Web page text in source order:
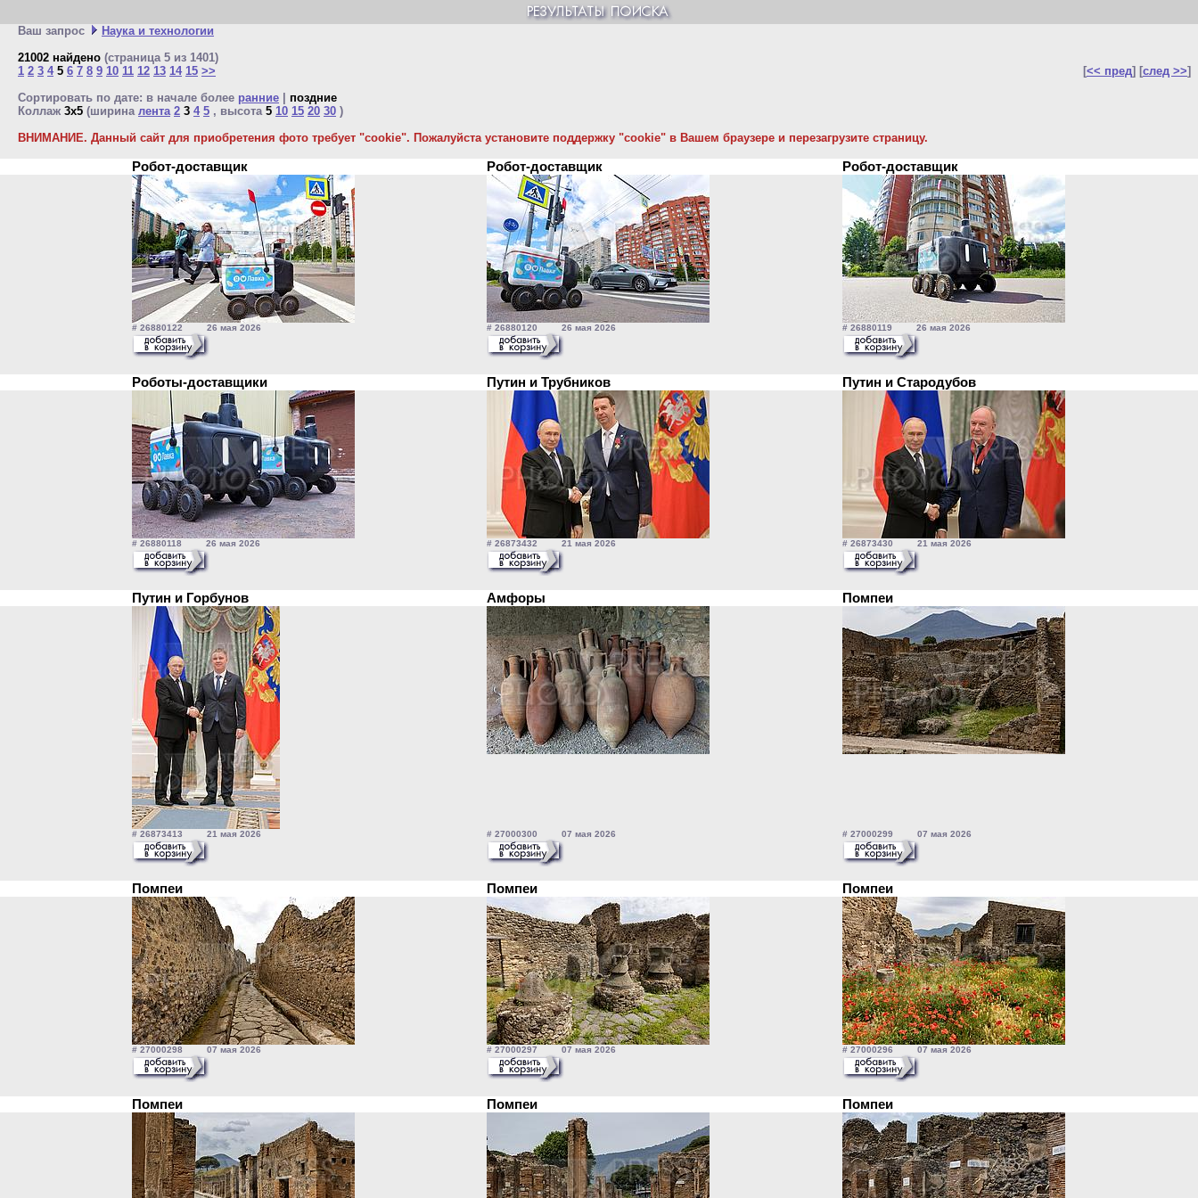
Ваш запрос
Наука и технологии
21002 найдено (страница 5 из 1401)
1 2 3 4 5 6 7 8 9 10 11 12 13 14 15 >> [<< пред] [след >>]
Сортировать по дате: в начале более ранние
поздние
Коллаж 3x5 (ширина лента 2 3 4 5 , высота 5 10 15 20 30 )
ВНИМАНИЕ. Данный сайт для приобретения фото требует "cookie". Пожалуйста установите поддержку "cookie" в Вашем браузере и перезагрузите страницу.
Робот-доставщик Робот-доставщик Робот-доставщик
# 26880122 26 мая 2026 # 26880120 26 мая 2026 # 26880119 26 мая 2026
Роботы-доставщики Путин и Трубников Путин и Стародубов
# 26880118 26 мая 2026 # 26873432 21 мая 2026 # 26873430 21 мая 2026
Путин и Горбунов Амфоры Помпеи
# 26873413 21 мая 2026 # 27000300 07 мая 2026 # 27000299 07 мая 2026
Помпеи Помпеи Помпеи
# 27000298 07 мая 2026 # 27000297 07 мая 2026 # 27000296 07 мая 2026
Помпеи Помпеи Помпеи